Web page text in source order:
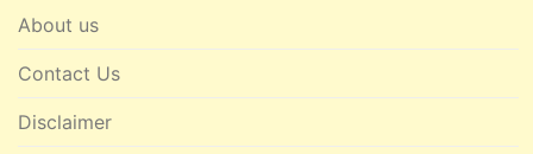
About us
Contact Us
Disclaimer